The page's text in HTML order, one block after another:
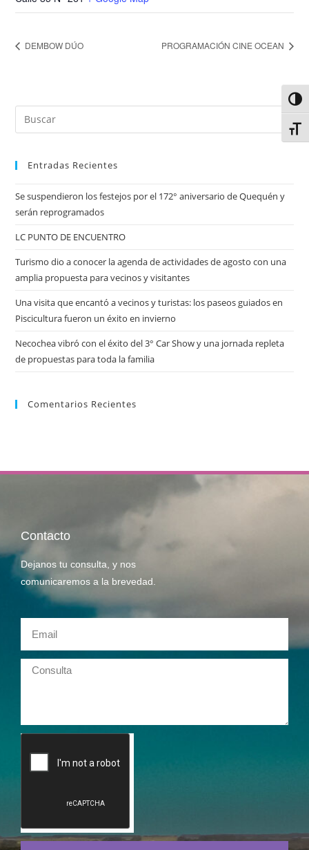
DEMBOW DÚO PROGRAMACIÓN CINE OCEAN
Entradas Recientes
Se suspendieron los festejos por el 172° aniversario de Quequén y
serán reprogramados
LC PUNTO DE ENCUENTRO
Turismo dio a conocer la agenda de actividades de agosto con una
amplia propuesta para vecinos y visitantes
Una visita que encantó a vecinos y turistas: los paseos guiados en
Piscicultura fueron un éxito en invierno
Necochea vibró con el éxito del 3° Car Show y una jornada repleta
de propuestas para toda la familia
Comentarios Recientes
Contacto
Dejanos tu consulta, y nos
comunicaremos a la brevedad.